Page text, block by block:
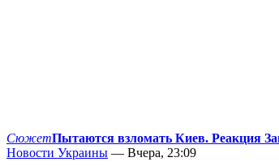
СюжетПытаются взломать Киев. Реакция
Новости Украины — Вчера, 23:09